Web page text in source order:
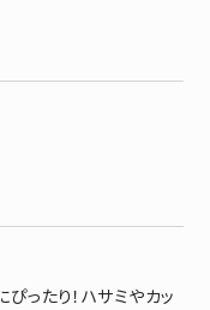
ったり！ハサミやカッ